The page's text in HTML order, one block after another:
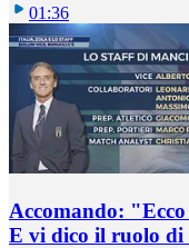
01:36
Accomando:
E vi dico il ruolo